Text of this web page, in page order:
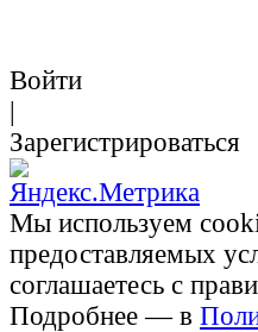
Войти
|
Зарегистрироваться
Мы используем
предоставляемых
соглашаетесь с
Подробнее — в